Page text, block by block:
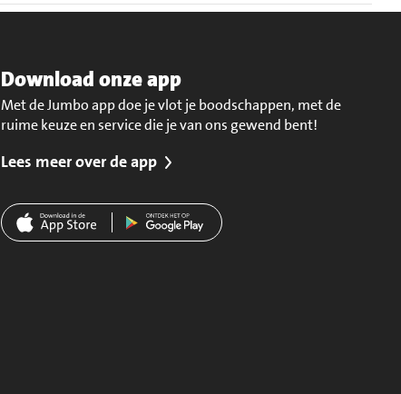
Download onze app
Met de Jumbo app doe je vlot je boodschappen, met de
ruime keuze en service die je van ons gewend bent!
Lees meer over de app